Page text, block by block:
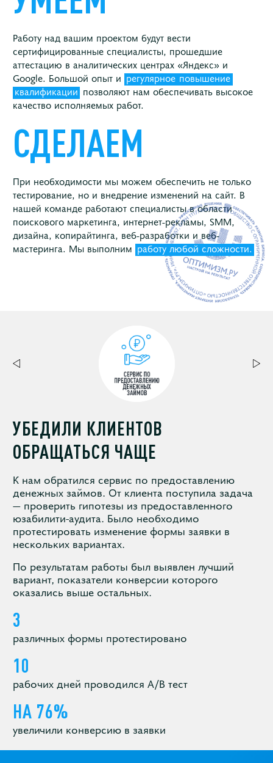
Работу над вашим проектом будут вести
сертифицированные специалисты, прошедшие
аттестацию в аналитических центрах «Яндекс» и
Google. Большой опыт и регулярное повышение
квалификации позволяют нам обеспечивать высокое
качество исполняемых работ.
СДЕЛАЕМ
При необходимости мы можем обеспечить не только
тестирование, но и внедрение изменений на сайт. В
нашей команде работают специалисты в области
поискового маркетинга, интернет-рекламы, SMM,
дизайна, копирайтинга, веб-разработки и веб-
мастеринга. Мы выполним работу любой сложности.
УБЕДИЛИ КЛИЕНТОВ
ОБРАЩАТЬСЯ ЧАЩЕ
К нам обратился сервис по предоставлению
денежных займов. От клиента поступила задача
— проверить гипотезы из предоставленного
юзабилити-аудита. Было необходимо
протестировать изменение формы заявки в
нескольких вариантах.
По результатам работы был выявлен лучший
вариант, показатели конверсии которого
оказались выше остальных.
3
различных формы протестировано
10
рабочих дней проводился A/B тест
НА 76%
увеличили конверсию в заявки